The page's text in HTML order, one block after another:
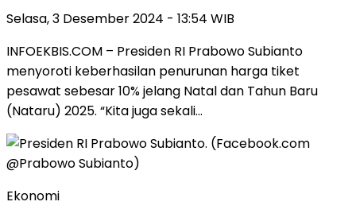
Selasa, 3 Desember 2024 - 13:54 WIB
INFOEKBIS.COM – Presiden RI Prabowo Subianto
menyoroti keberhasilan penurunan harga tiket
pesawat sebesar 10% jelang Natal dan Tahun Baru
(Nataru) 2025. “Kita juga sekali…
Ekonomi